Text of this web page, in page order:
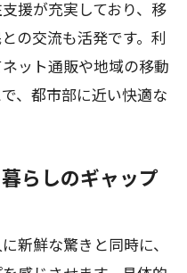
援が充実しており、移
の交流も活発です。利
ット通販や地域の移動
、都市部に近い快適な
らしのギャップ
新鮮な驚きと同時に、